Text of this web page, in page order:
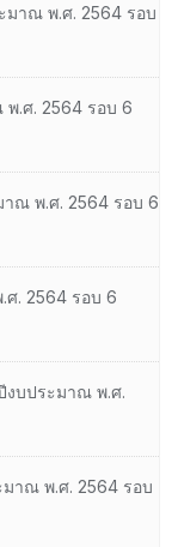
มาณ พ.ศ. 2564 รอบ
พ.ศ. 2564 รอบ 6
าณ พ.ศ. 2564 รอบ 6
ศ. 2564 รอบ 6
งบประมาณ พ.ศ.
มาณ พ.ศ. 2564 รอบ